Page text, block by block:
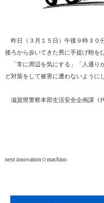
昨日（３月１５日）午後９時３０
後ろから歩いてきた男に手提げ鞄を
「常に周辺を気にする」「人通り
ど対策をして被害に遭わないように
滋賀県警察本部生活安全企画課《
next innovation☆machino